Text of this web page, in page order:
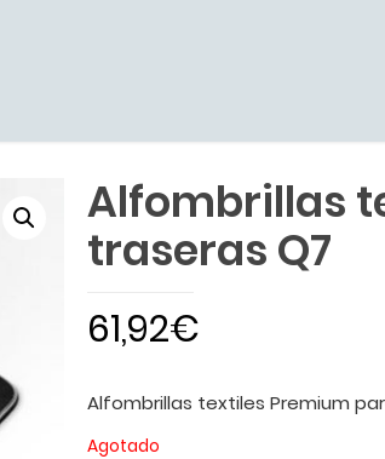
Alfombrillas
traseras Q7
61,92€
Alfombrillas textiles Premium
Agotado